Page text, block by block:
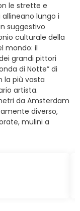
le strette e
lungo i
suggestivo
culturale della
mondo: il
grandi pittori
di Notte” di
la più vasta
artista.
da Amsterdam
diverso,
mulini a